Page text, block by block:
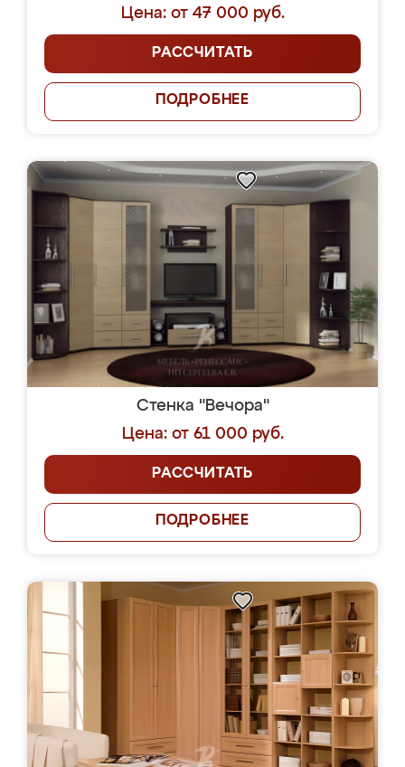
Цена: от 47 000 руб.
РАССЧИТАТЬ
ПОДРОБНЕЕ
Стенка "Вечора"
Цена: от 61 000 руб.
РАССЧИТАТЬ
ПОДРОБНЕЕ